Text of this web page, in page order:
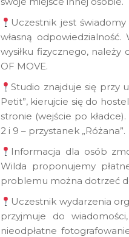
Uczestnik jest
własną
wysiłku fizycznego,
OF MOVE.
Studio znajduje się przy
Petit”, kierujcie się do
stronie (wejście po
2 i 9 – przystanek „Różana”.
Informacja dla osób
Wilda proponujemy
problemu można dotrzeć
Uczestnik wydarzenia
przyjmuje do
nieodpłatne